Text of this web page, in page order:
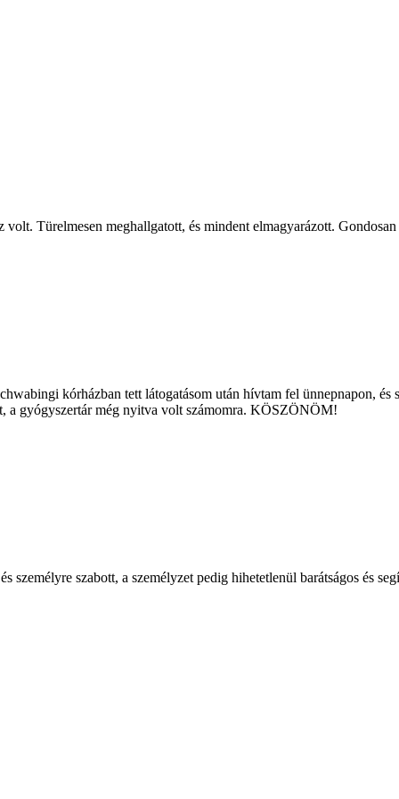
Türelmesen meghallgatott, és mindent elmagyarázott.
kórházban tett látogatásom után hívtam fel ünnepnapon,
a gyógyszertár még nyitva volt számomra. KÖSZÖNÖM!
személyre szabott, a személyzet pedig hihetetlenül barátságos és